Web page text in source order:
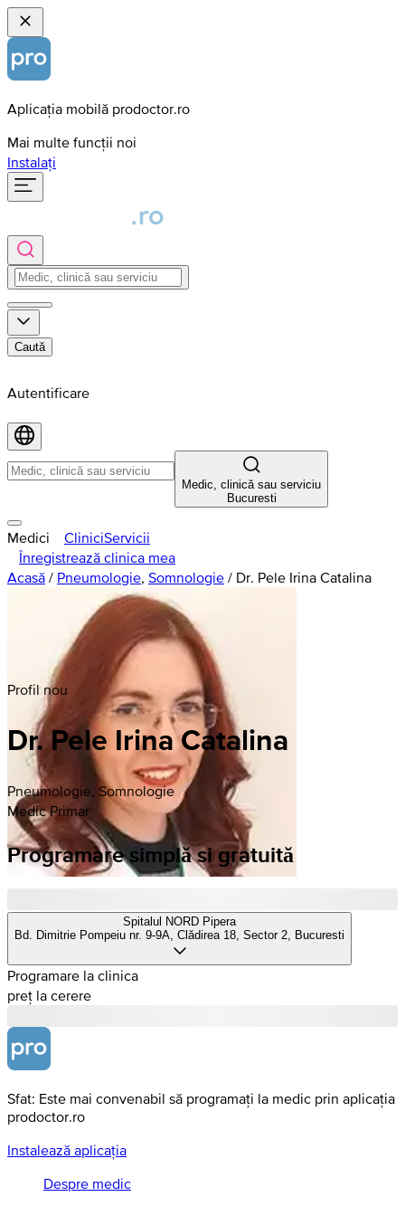
Aplicația mobilă prodoctor.ro
Mai multe funcții noi
Instalați
Caută
Autentificare
Medic, clinică sau serviciu
Bucuresti
Medici CliniciServicii
Înregistrează clinica mea
Acasă / Pneumologie, Somnologie / Dr. Pele Irina Catalina
Profil nou
Dr. Pele Irina Catalina
Pneumologie, Somnologie
Medic Primar
Programare simplă si gratuită
Spitalul NORD Pipera
Bd. Dimitrie Pompeiu nr. 9-9A, Clădirea 18, Sector 2, Bucuresti
Programare la clinica
preț la cerere
Sfat: Este mai convenabil să programați la medic prin aplicația
prodoctor.ro
Instalează aplicația
Despre medic